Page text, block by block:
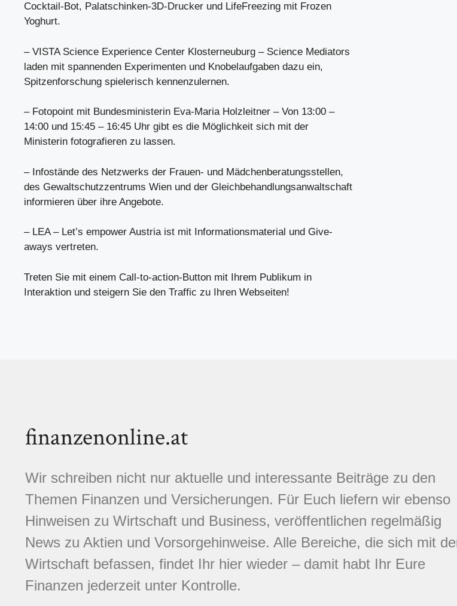
Cocktail-Bot, Palatschinken-3D-Drucker und LifeFreezing mit Frozen
Yoghurt.
– VISTA Science Experience Center Klosterneuburg – Science Mediators
laden mit spannenden Experimenten und Knobelaufgaben dazu ein,
Spitzenforschung spielerisch kennenzulernen.
– Fotopoint mit Bundesministerin Eva-Maria Holzleitner – Von 13:00 –
14:00 und 15:45 – 16:45 Uhr gibt es die Möglichkeit sich mit der
Ministerin fotografieren zu lassen.
– Infostände des Netzwerks der Frauen- und Mädchenberatungsstellen,
des Gewaltschutzzentrums Wien und der Gleichbehandlungsanwaltschaft
informieren über ihre Angebote.
– LEA – Let’s empower Austria ist mit Informationsmaterial und Give-
aways vertreten.
Treten Sie mit einem Call-to-action-Button mit Ihrem Publikum in
Interaktion und steigern Sie den Traffic zu Ihren Webseiten!
finanzenonline.at
Wir schreiben nicht nur aktuelle und interessante Beiträge zu den
Themen Finanzen und Versicherungen. Für Euch liefern wir ebenso
Hinweisen zu Wirtschaft und Business, veröffentlichen regelmäßig
News zu Aktien und Vorsorgehinweise. Alle Bereiche, die sich mit
Wirtschaft befassen, findet Ihr hier wieder – damit habt Ihr Eure
Finanzen jederzeit unter Kontrolle.